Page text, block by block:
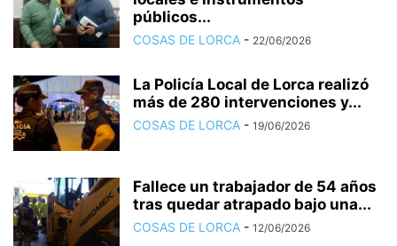
públicos...
COSAS DE LORCA - 22/06/2026
La Policía Local de Lorca realizó
más de 280 intervenciones y...
COSAS DE LORCA - 19/06/2026
Fallece un trabajador de 54 años
tras quedar atrapado bajo una...
COSAS DE LORCA - 12/06/2026